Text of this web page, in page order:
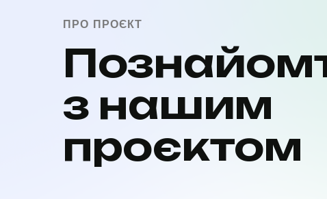
ПРО ПРОЄКТ
з нашим
проєктом